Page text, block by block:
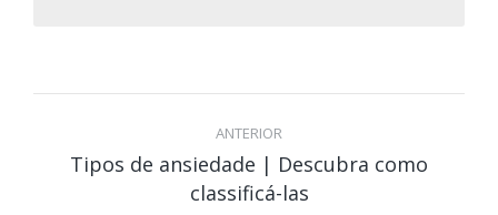
post:
ANTERIOR
Post
Tipos de ansiedade | Descubra como
classificá-las